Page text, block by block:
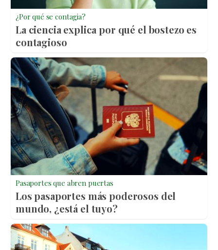
¿Por qué se contagia?
La ciencia explica por qué el bostezo es
contagioso
Pasaportes que abren puertas
Los pasaportes más poderosos del
mundo, ¿está el tuyo?